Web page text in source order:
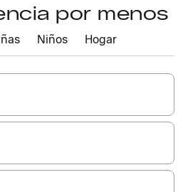
por menos
Niños Hogar